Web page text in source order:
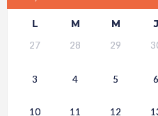
L M M J
27 28 29
3 4 5 6
10 11 12